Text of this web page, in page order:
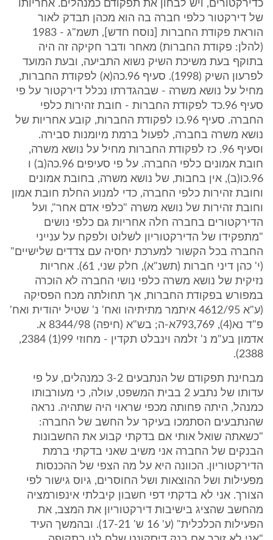
כדירקטורים, ויש לבחון את תפקודם כמנהלים. אחריותו
של דירקטור כלפי חברה בה הוא מכהן תבדק לאור
הוראת פקודת החברות [נוסח חדש], תשמ"ג - 1983
(להלן: פקודת החברות) מאחר ודבר חקיקה זה היה
בתוקף בעת משיכת השיק נשוא התביעה, ובעת המועד
לפרעון השיק (1998). סעיף 96.כה(א) לפקודת החברות,
מחיל על נושא משרה - שבהגדרתו נכלל דירקטור על פי
סעיף 96.כד לפקודת החברות - חובת זהירות כלפי
החברה. סעיף 96.כו לפקודת החברות, קובע אחריות של
נושא משרה בחברה, לפעול ברמת מיומנות סבירה.
וסעיף 96. כז לפקודת החברות מחיל על נושא משרה,
חובת אמונים כלפי החברה. על פי סעיפים 96.כה(ב) ו
96.כו(ב), אין בחבות, של נושא משרה, בחובת אמונים
וחובת זהירות כלפי החברה, כדי למנוע החלת חובת אמון
וחובת זהירות של נושא משרה "כלפי אדם אחר", ועל
הדירקטורים בחברה חלה אחריות גם כלפי נושים
"מתפקידו של הדירקטוריון לשלוט ולפקח על ענייני
החברה בכל הקשור למערכת יחסיה עם צדדים שלישיים"
(י' כהן דיני חברות (תשנ"א), חלק שני, 61). אחריות
נזיקית של נושא משרה כלפי נושי החברה לא הוכרה
במפורש בפקודת החברות, אך תחולתה מכח הפסיקה
(ע"א 4612/95 איתמר מתיתיהו ואח' נ' שטיל יהודית ואח'
פ"ד נא(4), 793,769א-ה; בש"א (חיפה) 8344/98 א.
אדמון בע"מ נ' זלמה וינבלט תקדין - מחוזי 99(1) 2384,
2388).
מבחינת תפקודם של הנתבעים 3-2 כמנהלים, על פי
עדותו של נתבע 2 בבית המשפט, עולה, כי מעורבותו
כמנהל, היתה פחותה מכפי שראוי היה שתהיה. נראה
שהנתבעים הסתמכו בעיקר על החשב של החברה:
"כשאתה שואל אותי אם בדקתי קבוע את החשבונות
הבנקים של החברה אני משיב שאני בדקתי ברמת
הדירקטוריון. הכוונה היא על מה הצפי של ההכנסות
מפעילות ושל ההוצאות ושל החוסרים, גיוס גישור לפי
הצורך. אני לא בדקתי דפי חשבון קיבלתי אינפורמציה
מהחשב שהציג בישיבות דירקטוריון את המצב, את
הפעילות הכלכלית" (ע' 16 ש' 17-21). ובהמשך העיד